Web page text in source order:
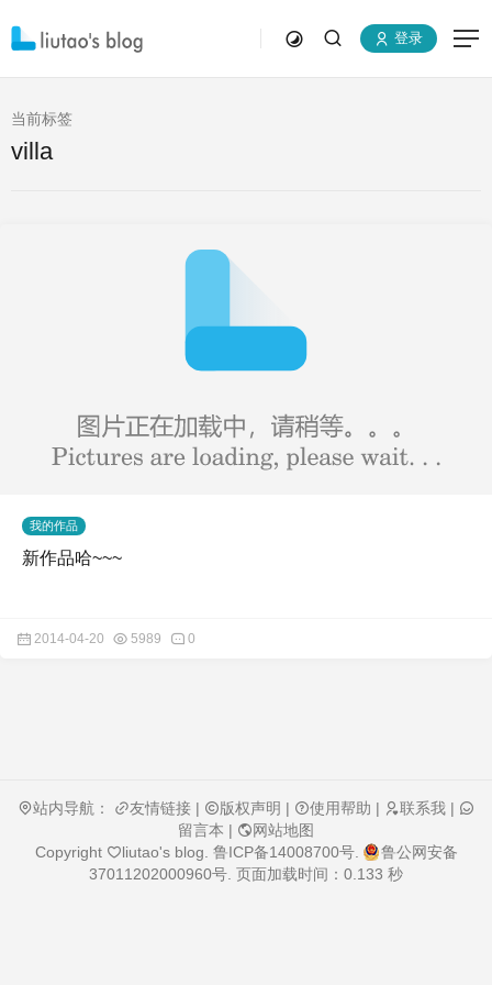
登录
当前标签
villa
我的作品
新作品哈~~~
2014-04-20 5989 0
站内导航： 友情链接 | 版权声明 | 使用帮助 | 联系我 |
留言本 |
网站地图
Copyright
liutao's blog 鲁ICP备14008700号.
鲁公网安备
37011202000960号 . 页面加载时间：0.133 秒